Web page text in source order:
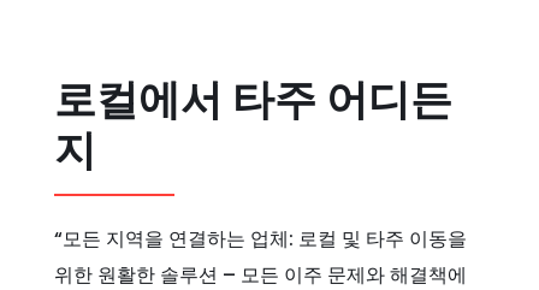
로컬에서 타주 어디든
지
“모든 지역을 연결하는 업체: 로컬 및 타주 이동을
위한 원활한 솔루션 – 모든 이주 문제와 해결책에